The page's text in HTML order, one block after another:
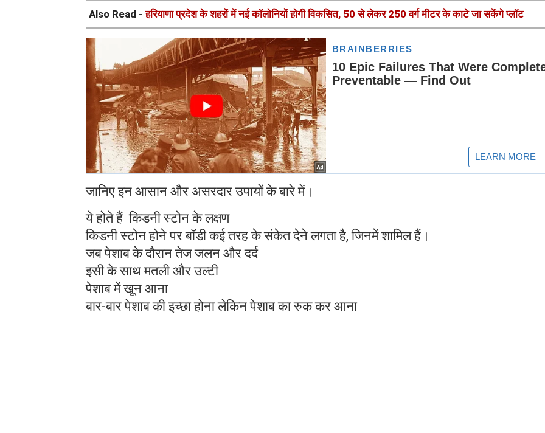
Also Read -हरियाणा प्रदेश के शहरों में नई कॉलोनियों होगी विकसित, 50 से लेकर 250 वर्ग मीटर के काटे जा सकेंगे प्लॉट
जानिए इन आसान और असरदार उपायों के बारे में।
ये होते हैं किडनी स्टोन के लक्षण
किडनी स्टोन होने पर बॉडी कई तरह के संकेत देने लगता है, जिनमें शामिल हैं।
जब पेशाब के दौरान तेज जलन और दर्द
इसी के साथ मतली और उल्टी
पेशाब में खून आना
बार-बार पेशाब की इच्छा होना लेकिन पेशाब का रुक कर आना